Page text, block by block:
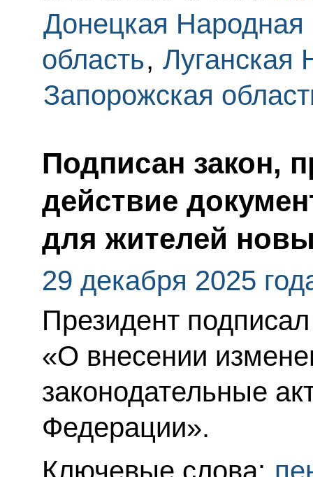
Донецкая Народная
область, Луганская
Запорожская
Подписан закон,
действие
для жителей
29 декабря 2025
Президент
«О внесении
законодательные
Федерации».
Ключевые слова: